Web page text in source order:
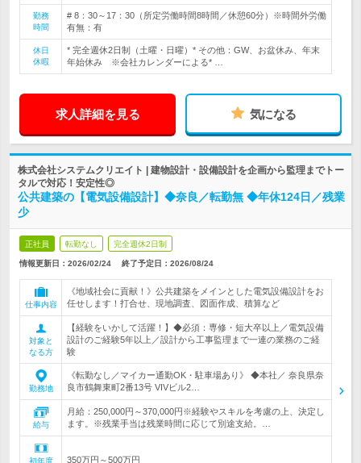
勤務
時間
# 8：30～17：30（所定労働時間8時間／休憩60分）※時間外労働
有無：有
休日
休暇
* 完全週休2日制（土曜・日曜）* その他：GW、お盆休み、年末
年始休み ※会社カレンダーによる* …
求人詳細を見る 気になる
株式会社システムクリエイト | 建物設計・設備設計を企画から監理までトー
タルで対応！安定性◎
公共建築の【電気設備設計】◆奈良／転勤無 ◆年休124日／残業
少
正社員 転勤なし 完全週休2日制
情報更新日：2026/02/24 終了予定日： 2026/08/24
仕事内容
《地域社会に貢献！》公共建築をメインとした電気設備設計をお
任せします！打合せ、現地調査、図面作成、積算など
対象と
なる方
【経験をいかして活躍！】◆必須：専修・短大卒以上／電気設備
設計のご経験5年以上／設計から工事監理まで一連の業務のご経
験
勤務地
《転勤なし／マイカー通勤OK・駐車場あり》 ◆本社／ 奈良県奈
良市鶴舞東町2番13号 VIVビル2…
給与
月給：250,000円～370,000円※経験やスキルを考慮の上、決定し
ます。※残業手当は残業時間に応じて別途支給。…
初年度 350万円～500万円